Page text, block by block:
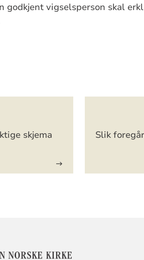
godkjent vigselsperson skal
skjema Slik